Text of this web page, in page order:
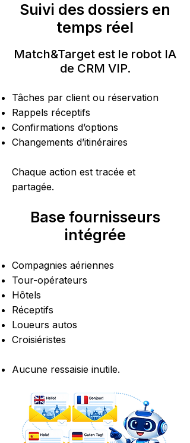
Suivi des dossiers en
temps réel
Match&Target est le robot IA
de CRM VIP.
Tâches par client ou réservation
Rappels réceptifs
Confirmations d’options
Changements d’itinéraires
Chaque action est tracée et
partagée.
Base fournisseurs
intégrée
Compagnies aériennes
Tour-opérateurs
Hôtels
Réceptifs
Loueurs autos
Croisiéristes
Aucune ressaisie inutile.